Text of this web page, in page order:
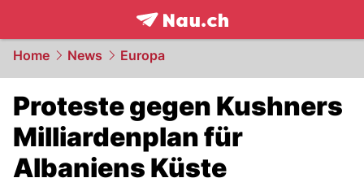
frontpage.NAU.ch
Home News Europa
Proteste gegen Kushners
Milliardenplan für
Albaniens Küste